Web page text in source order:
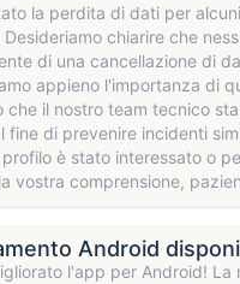
la perdita di dati per
Desideriamo chiarire che
di una cancellazione di
appieno l'importanza di
che il nostro team tecnico
fine di prevenire incidenti
è stato interessato o
vostra comprensione,
Android
l'app per Android!